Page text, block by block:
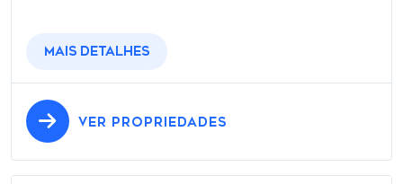
Mais detalhes
VER PROPRIEDADES